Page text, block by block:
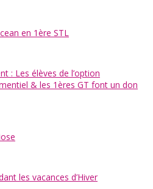
en 1ère STL
: Les élèves de l’option
& les 1ères GT font un don
les vacances d’Hiver